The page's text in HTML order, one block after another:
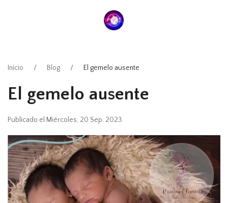
Inicio Blog El gemelo ausente
El gemelo ausente
Publicado el Miércoles, 20 Sep. 2023